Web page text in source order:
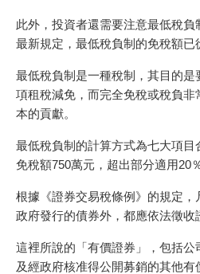
此外，投資者還需要注意最低稅
最新規定，最低稅負制的免稅額已
最低稅負制是一種稅制，其目的
項租稅減免，而完全免稅或稅負
本的貢獻。
最低稅負制的計算方式為七大項目
免稅額750萬元，超出部分適用20
根據《證券交易稅條例》的規定，
政府發行的債券外，都應依法徵收
這裡所說的「有價證券」，包括公
及經政府核准得公開募銷的其他有